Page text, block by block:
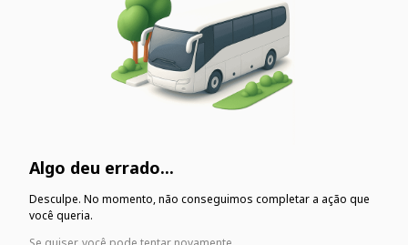
Algo deu errado...
Desculpe. No momento, não conseguimos completar a ação que
você queria.